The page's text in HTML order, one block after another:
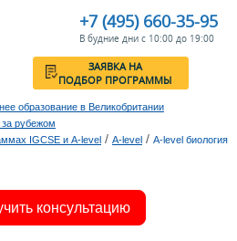
+7 (495) 660-35-95
В будние дни с 10:00 до 19:00
ЗАЯВКА НА
ПОДБОР ПРОГРАММЫ
образование в Великобритании
за рубежом
IGCSE и A-level / A-level / A-level биология
консультацию